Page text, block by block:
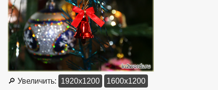
🔎 Увеличить: 1920x1200 1600x1200